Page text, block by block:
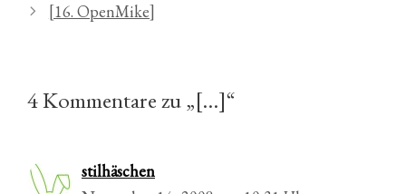
[16. OpenMike]
4 Kommentare zu „[…]“
stilhäschen